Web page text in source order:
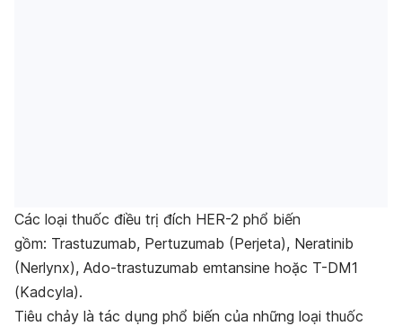
Các loại thuốc điều trị đích HER-2 phổ biến
gồm: Trastuzumab, Pertuzumab (Perjeta), Neratinib
(Nerlynx), Ado-trastuzumab emtansine hoặc T-DM1
(Kadcyla).
Tiêu chảy là tác dụng phổ biến của những loại thuốc